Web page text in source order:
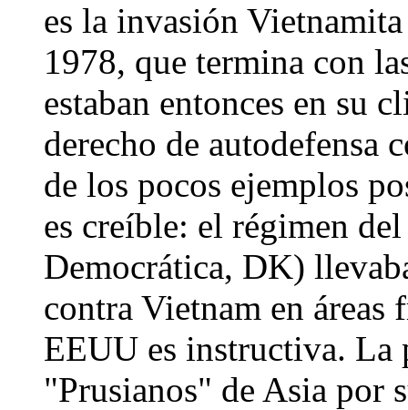
es la invasión
1978, que termina con
estaban entonces en su
derecho de autodefensa
de los pocos ejemplos
es creíble: el régimen
Democrática, DK)
contra Vietnam en áreas
EEUU es instructiva. La
"Prusianos" de Asia por